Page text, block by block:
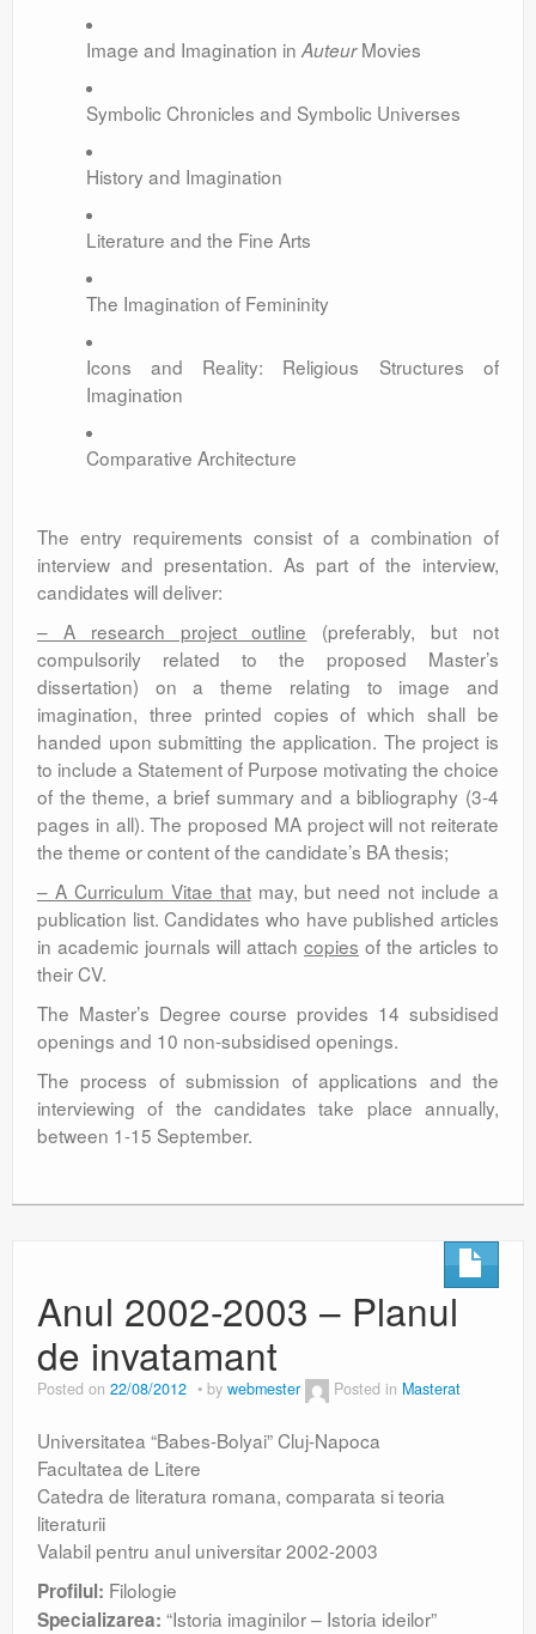
Image and Imagination in AuteurMovies
Symbolic Chronicles and Symbolic Universes
History and Imagination
Literature and the Fine Arts
The Imagination of Femininity
Icons and Reality: Religious Structures of
Imagination
Comparative Architecture
The entry requirements consist of a combination of
interview and presentation. As part of the interview,
candidates will deliver:
– A research project outline (preferably, but not
compulsorily related to the proposed Master’s
dissertation) on a theme relating to image and
imagination, three printed copies of which shall be
handed upon submitting the application. The project is
to include a Statement of Purpose motivating the choice
of the theme, a brief summary and a bibliography (3-4
pages in all). The proposed MA project will not reiterate
the theme or content of the candidate’s BA thesis;
– A Curriculum Vitae thatmay, but need not include a
publication list. Candidates who have published articles
in academic journals will attach copies of the articles to
their CV.
The Master’s Degree course provides 14 subsidised
openings and 10 non-subsidised openings.
The process of submission of applications and the
interviewing of the candidates take place annually,
between 1-15 September.
Anul 2002-2003 – Planul
de invatamant
Posted on 22/08/2012 by webmester Posted in Masterat
Universitatea “Babes-Bolyai” Cluj-Napoca
Facultatea de Litere
Catedra de literatura romana, comparata si teoria
literaturii
Valabil pentru anul universitar 2002-2003
Profilul: Filologie
Specializarea: “Istoria imaginilor – Istoria ideilor”